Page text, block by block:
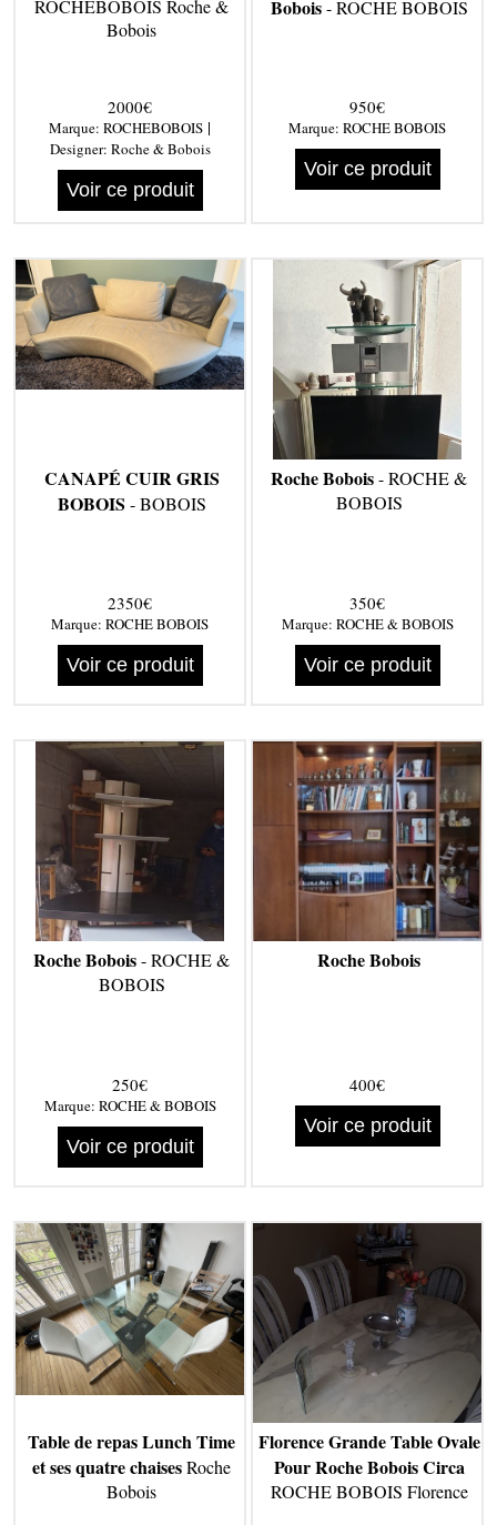
ROCHEBOBOIS Roche &
Bobois
2000€
Marque: ROCHEBOBOIS |
Designer: Roche & Bobois
Voir ce produit
Bobois- ROCHE BOBOIS
950€
Marque: ROCHE BOBOIS
Voir ce produit
CANAPÉ CUIR GRIS
BOBOIS - BOBOIS
2350€
Marque: ROCHE BOBOIS
Voir ce produit
Roche Bobois- ROCHE &
BOBOIS
350€
Marque: ROCHE & BOBOIS
Voir ce produit
Roche Bobois- ROCHE &
BOBOIS
250€
Marque: ROCHE & BOBOIS
Voir ce produit
Roche Bobois
400€
Voir ce produit
Table de repas Lunch Time
et ses quatre chaisesRoche
Bobois
Florence Grande Table Ovale
Pour Roche Bobois Circa
ROCHE BOBOIS Florence